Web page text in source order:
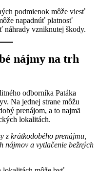
podmienok môže viesť
napadnúť platnosť
náhrady vzniknutej škody.
nájmy na trh
odborníka Patáka
Na jednej strane môžu
prenájom, a to najmä
lokalitách.
z krátkodobého prenájmu,
nájmov a vytlačenie bežných